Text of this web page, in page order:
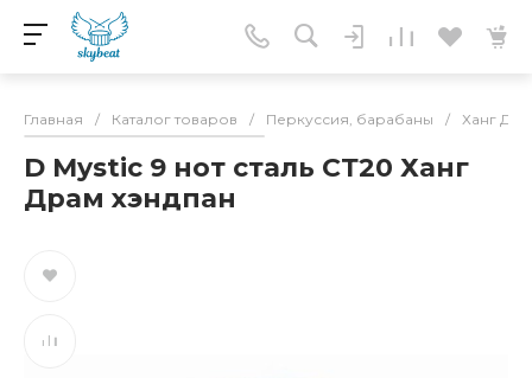
Главная / Каталог товаров / Перкуссия, барабаны / Ханг
D Mystic 9 нот сталь СТ20 Ханг
Драм хэндпан